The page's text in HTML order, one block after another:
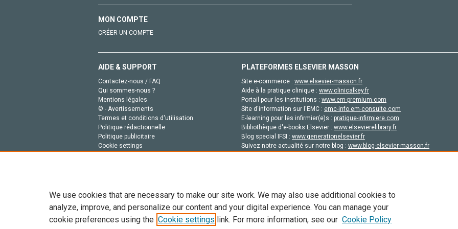
MON COMPTE
CRÉER UN COMPTE
AIDE & SUPPORT
Contactez-nous / FAQ
Qui sommes-nous ?
Mentions légales
© - Avertissements
Termes et conditions d'utilisation
Politique rédactionnelle
Politique publicitaire
Cookie settings
PLATEFORMES ELSEVIER MASSON
Site e-commerce : www.elsevier-masson.fr
Aide à la pratique clinique : www.clinicalkey.fr
Portail pour les institutions : www.em-premium.com
Site d'information sur l'EMC : emc-info.em-consulte.com
E-learning pour les infirmier(e)s : pratique-infirmiere.com
Bibliothèque d'e-books Elsevier : www.elsevierelibrary.fr
Blog special IFSI : www.generationelsevier.fr
Suivez notre actualité sur notre blog : www.blog-elsevier-masson.fr
Tout le contenu de ce site: Copyright © 2026 Elsevier, ses concédants de licence et ses contributeurs. Tout les droits sont réservés,
We use cookies that are necessary to make our site work. We may also use additional cookies to
analyze, improve, and personalize our content and your digital experience. You can manage your
cookie preferences using the Cookie settings link. For more information, see our Cookie Policy